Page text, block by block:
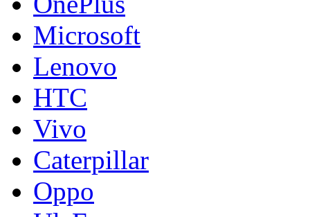
Microsoft
Lenovo
HTC
Vivo
Caterpillar
Oppo